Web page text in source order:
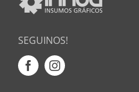
SEGUINOS!